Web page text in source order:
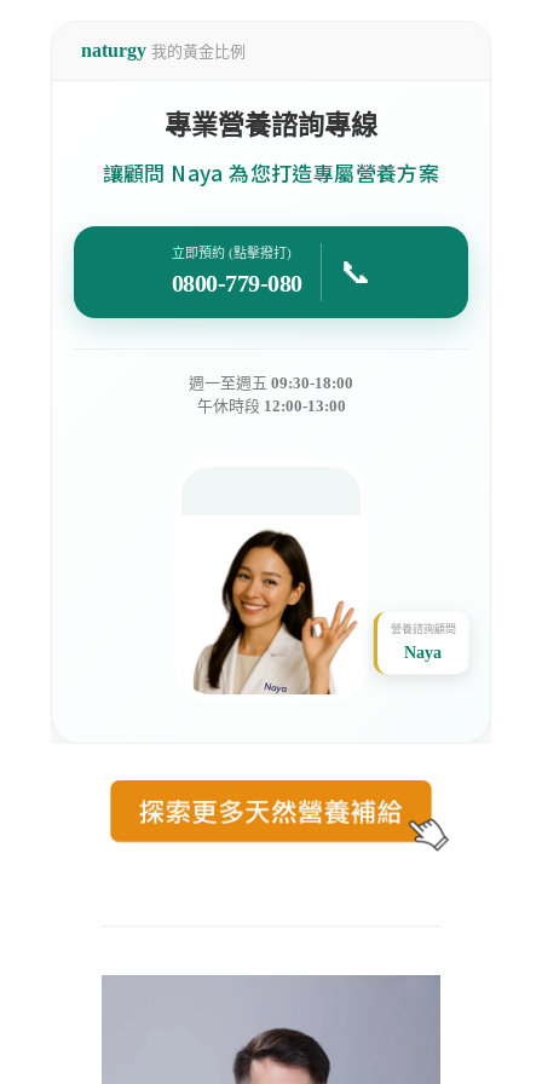
naturgy 我的黃金比例
專業營養諮詢專線
讓顧問 Naya 為您打造專屬營養方案
立即預約 (點擊撥打)
0800-779-080 📞
週一至週五 09:30-18:00
午休時段 12:00-13:00
營養諮詢顧問
Naya